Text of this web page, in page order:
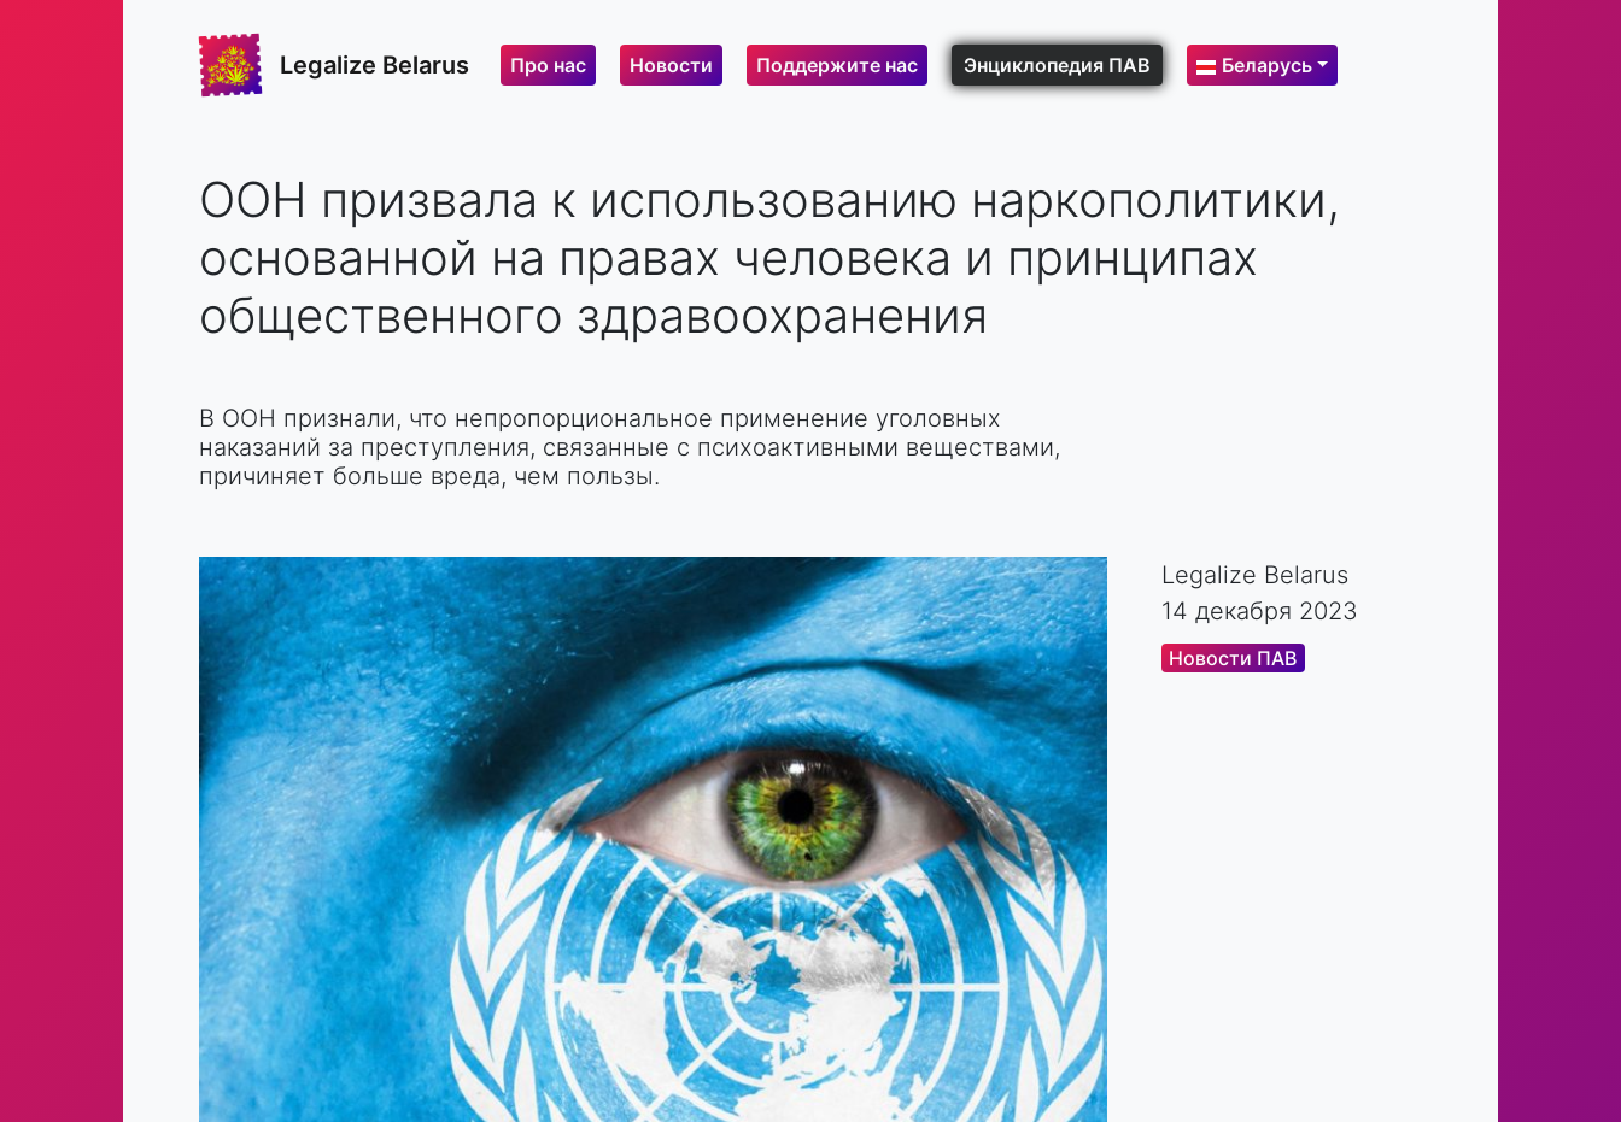
Legalize Belarus Про нас Новости Поддержите нас Энциклопедия ПАВ Беларусь
ООН призвала к использованию наркополитики,
основанной на правах человека и принципах
общественного здравоохранения
В ООН признали, что непропорциональное применение уголовных
наказаний за преступления, связанные с психоактивными веществами,
причиняет больше вреда, чем пользы.
Legalize Belarus
14 декабря 2023
Новости ПАВ